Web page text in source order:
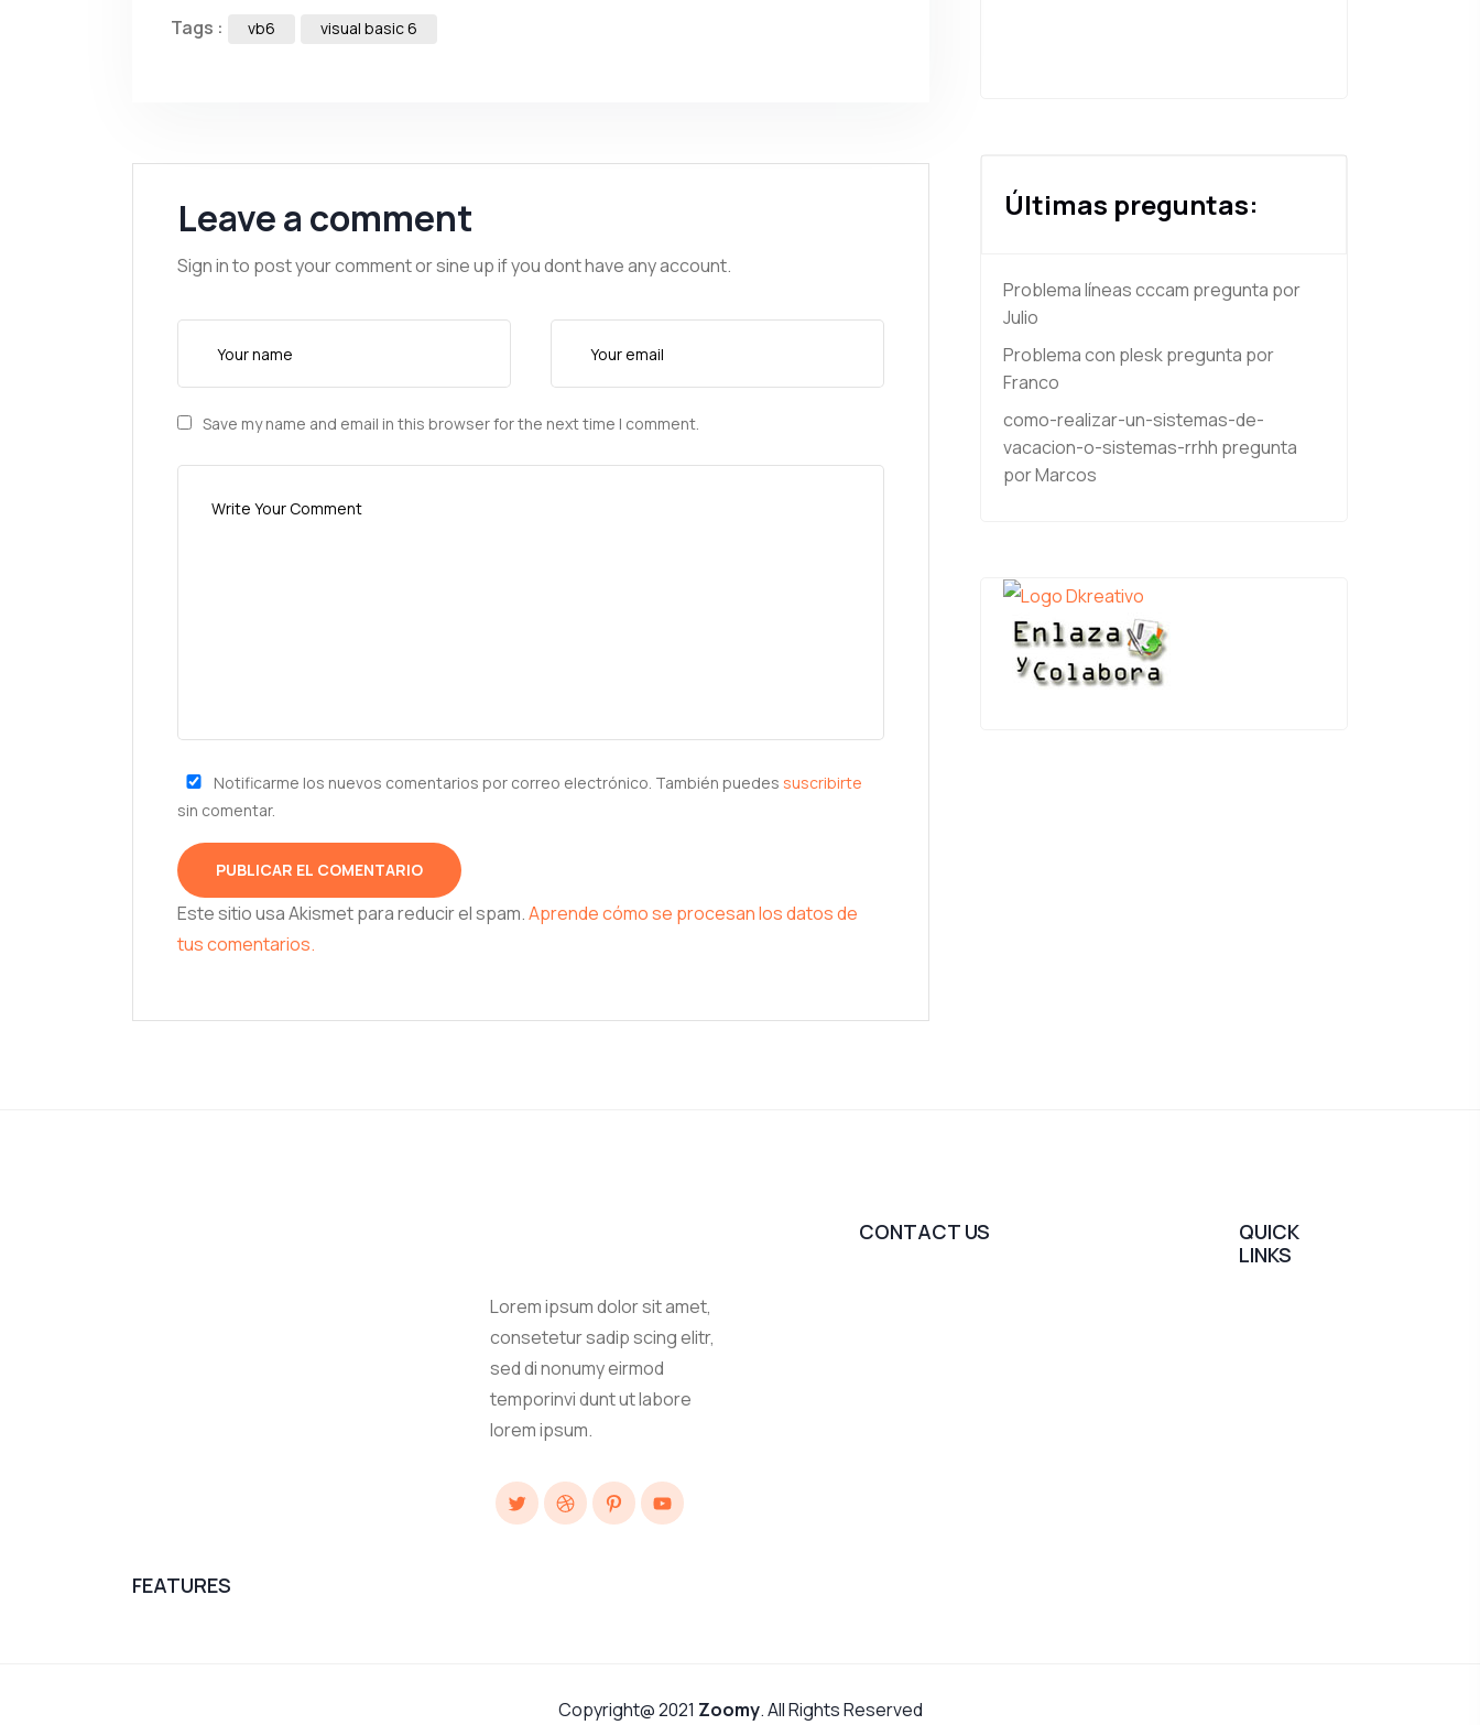
Tags : vb6 visual basic 6
Leave a comment
Sign in to post your comment or sine up if you dont have any account.
Save my name and email in this browser for the next time I comment.
Notificarme los nuevos comentarios por correo electrónico. También puedes suscribirte
sin comentar.
Este sitio usa Akismet para reducir el spam.Aprende cómo se procesan los datos de
tus comentarios.
Últimas preguntas:
Problema líneas cccam pregunta por
Julio
Problema con pleskpregunta por
Franco
como-realizar-un-sistemas-de-
vacacion-o-sistemas-rrhh pregunta
por Marcos
Lorem ipsum dolor sit amet,
consetetur sadip scing elitr,
sed di nonumy eirmod
temporinvi dunt ut labore
lorem ipsum.
TwitterDribbblePinterestYouTube
CONTACT US
QUICK
LINKS
FEATURES
Copyright@ 2021 Zoomy. All Rights Reserved